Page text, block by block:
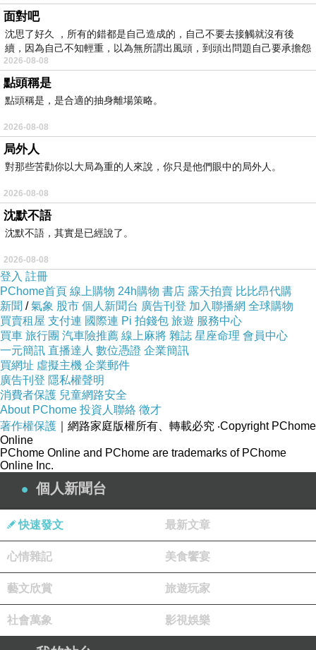
美國海關報關清關簡不簡單呢？
這還真不好說，因為進口貨物只要辦理海關手續後就可以
進入美國本土了，加上
美國海關及邊境保衛局（cbp）網站
問題是真正美國報關行或是個人在進行美國海關報關時可
不像是網路上的教學那麼簡單，那麼比較常見到的問題有
那些呢？
首先就是別忘了在每個產品或是物品的外箱上貼「原產地
標籤」這是因為美國政府為了
「洗產地」
再來就是要將產品或是物品文件要準備齊全
報，像是
等海關報關所需資料，美國政府對於進出口是友善的，前
提是不要欺騙或是違法，當然還有很多需要注意的地方就
不一一來介紹，如果有需要Ship2TW來協助美國報關或是
需要海運諮詢，歡迎聯絡Ship2TW！ ！
手機觀看的朋友可以直接點下圖加LINE好友
電腦版網友掃描下面QR條碼加入Ship2TW Line直接詢問
面對吧
沈思了好久 ，所有的錯都是自己造成的，自己不要去接觸就沒有後
續，因為自己不知輕重，以為無所謂出風頭，到頭出問題自己要承擔怨
不
2026-08-08
點頭稱是
點頭稱是，是合適的抽身離場策略。
2026-08-08
局外人
對那些苦勸你以大局為重的人來說，你只是他們眼中的局外人。
2026-08-08
沈默不語
沈默不語，其實是已經說了。
2026-08-08
登入 註冊
PChome首頁 線上購物 24h購物 書店 露天拍賣 比比昂代購
新聞 /氣象 股市 個人新聞台 廣告刊登 加入聯播網 全球購物
買賣租屋 支付連 國際連 Pi 拍錢包 旅遊 服務中心
買車 旅行團 汽車險推薦 線上麻將 雜誌 星座命理 會員中心
一元簡訊 直播達人 數位憑證 企業簡訊
買網址 虛擬主機 企業郵件
廣告刊登 隱私權聲明
消費者保護 兒童網路安全
About PChome 投資人聯絡 徵才
著作權保護 ｜網路家庭版權所有、轉載必究 ‧Copyright PChome
Online
PChome Online and PChome are trademarks of PChome
Online Inc.
個人新聞台
快速發文 最新文章
心情雜記 美食饗宴
藝文欣賞 旅遊玩家
社會萬象 影視娛樂